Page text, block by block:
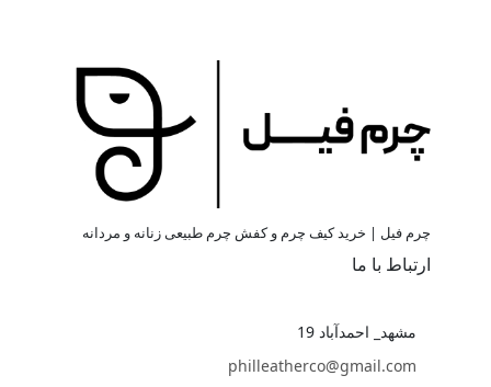
چرم فیل | خرید کیف چرم و کفش چرم طبیعی زنانه و مردانه
ارتباط با ما
مشهد_ احمدآباد 19
philleatherco@gmail.com